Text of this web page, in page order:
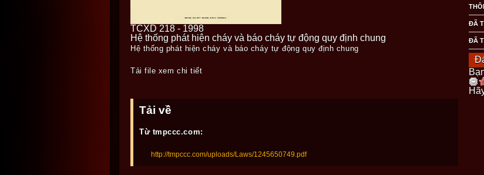
TCXD 218 - 1998
Hệ thống phát hiện cháy và báo cháy tự động quy định chung
Hệ thống phát hiện cháy và báo cháy tự động quy định chung
Tải file xem chi tiết
Tải về
Từ tmpccc.com:
http://tmpccc.com/uploads/Laws/1245650749.pdf
ĐÃ
ĐÃ